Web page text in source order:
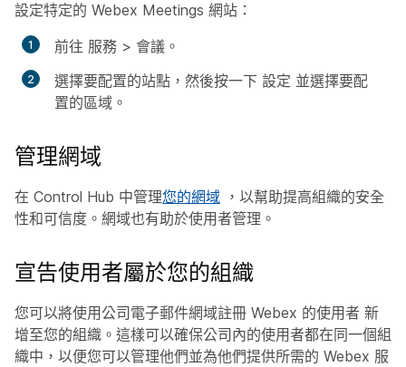
設定特定的 Webex Meetings 網站：
前往 服務 > 會議 。
選擇要配置的站點，然後按一下 設定 並選擇要配
置的區域。
管理網域
在 Control Hub 中管理您的網域 ，以幫助提高組織的安全
性和可信度。網域也有助於使用者管理。
宣告使用者屬於您的組織
您可以將使用公司電子郵件網域註冊 Webex 的使用者 新
增至您的組織。這樣可以確保公司內的使用者都在同一個組
織中，以便您可以管理他們並為他們提供所需的 Webex 服